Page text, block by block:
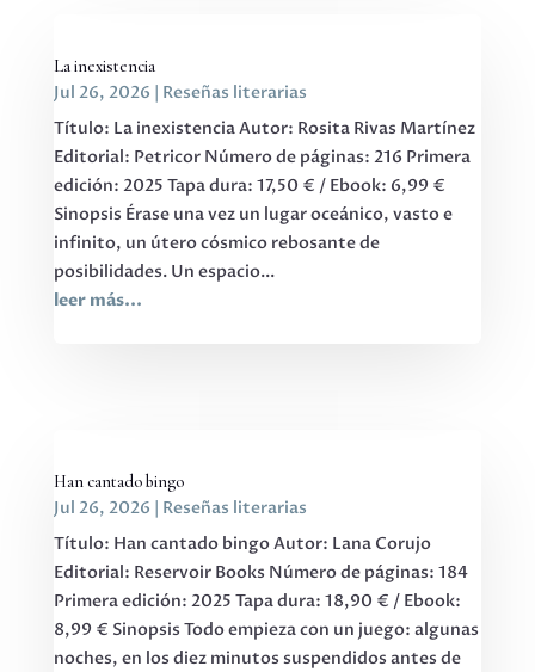
La inexistencia
Jul 26, 2026
Reseñas literarias
Título: La inexistencia Autor: Rosita Rivas Martínez
Editorial: Petricor Número de páginas: 216 Primera
edición: 2025 Tapa dura: 17,50 € / Ebook: 6,99 €
Sinopsis Érase una vez un lugar oceánico, vasto e
infinito, un útero cósmico rebosante de
posibilidades. Un espacio...
leer más...
Han cantado bingo
Jul 26, 2026
Reseñas literarias
Título: Han cantado bingo Autor: Lana Corujo
Editorial: Reservoir Books Número de páginas: 184
Primera edición: 2025 Tapa dura: 18,90 € / Ebook:
8,99 € Sinopsis Todo empieza con un juego: algunas
noches, en los diez minutos suspendidos antes de